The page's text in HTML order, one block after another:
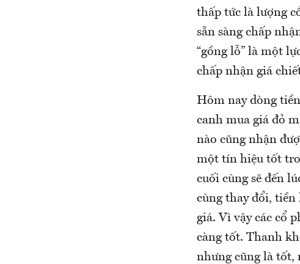
thấp tức là lượng
sẵn sàng chấp
“gồng lỗ” là một
chấp nhận giá
Hôm nay dòng
canh mua giá đỏ
nào cũng nhận
một tín hiệu tốt
cuối cùng sẽ đến
cùng thay đổi, tiền
giá. Vì vậy các cổ
càng tốt. Thanh
nhưng cũng là tốt,